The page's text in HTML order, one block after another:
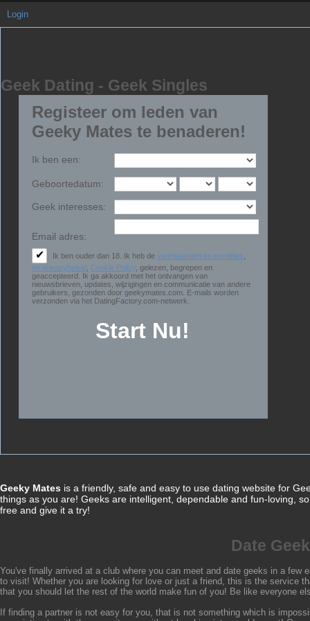
Login
Geek Dating - Geek Singles
Registeer om leden van
Geeky Mates te benaderen!
Ik ben een:
Geboortedatum:
Geek interesses:
Email adres:
✔ Ik ben ouder dan 18. Ik heb de voorwaarden en condities
en privacybeleid
Cookie Policy , gelezen, begrepen en
geaccepteerd. Ik ga akkoord met het ontvangen van
nieuwsbrieven, updates, wijzigingen en communicatie van andere
gebruikers, gezonden door geekymates.com. E-mails worden
verzonden via het DatingFactory.com-netwerk.
Geeky Mates is a friendly, safe and easy to use dating website for
things as you are! Geeks are intelligent, dependable and fun-loving,
free and give it a try!
Date
You've finally arrived at a club where you can meet and date geeks in a
to visit! Whether you are looking for love or just a friend, this is the service
that you should let the rest of the world make fun of you! Be like everyone
If finding a partner is not easy for you, that is not something which is